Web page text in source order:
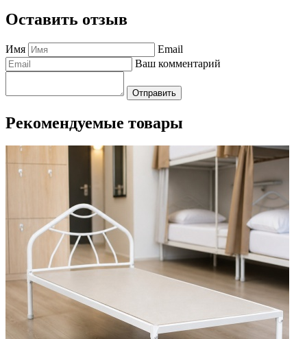
Оставить отзыв
Имя
Email
Ваш комментарий
Отправить
Рекомендуемые товары